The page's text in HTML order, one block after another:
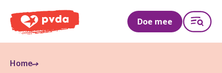
PVDA
Doe mee
Home